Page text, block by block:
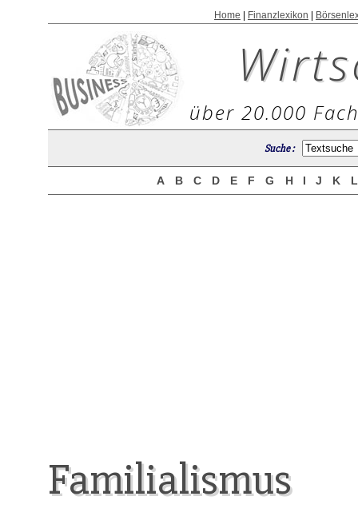
Home Finanzlexikon
über 20.000
Suche :
A B C D E F G H I J K
Familialismus